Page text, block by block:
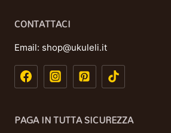
CONTATTACI
Email: shop@ukuleli.it
PAGA IN TUTTA SICUREZZA